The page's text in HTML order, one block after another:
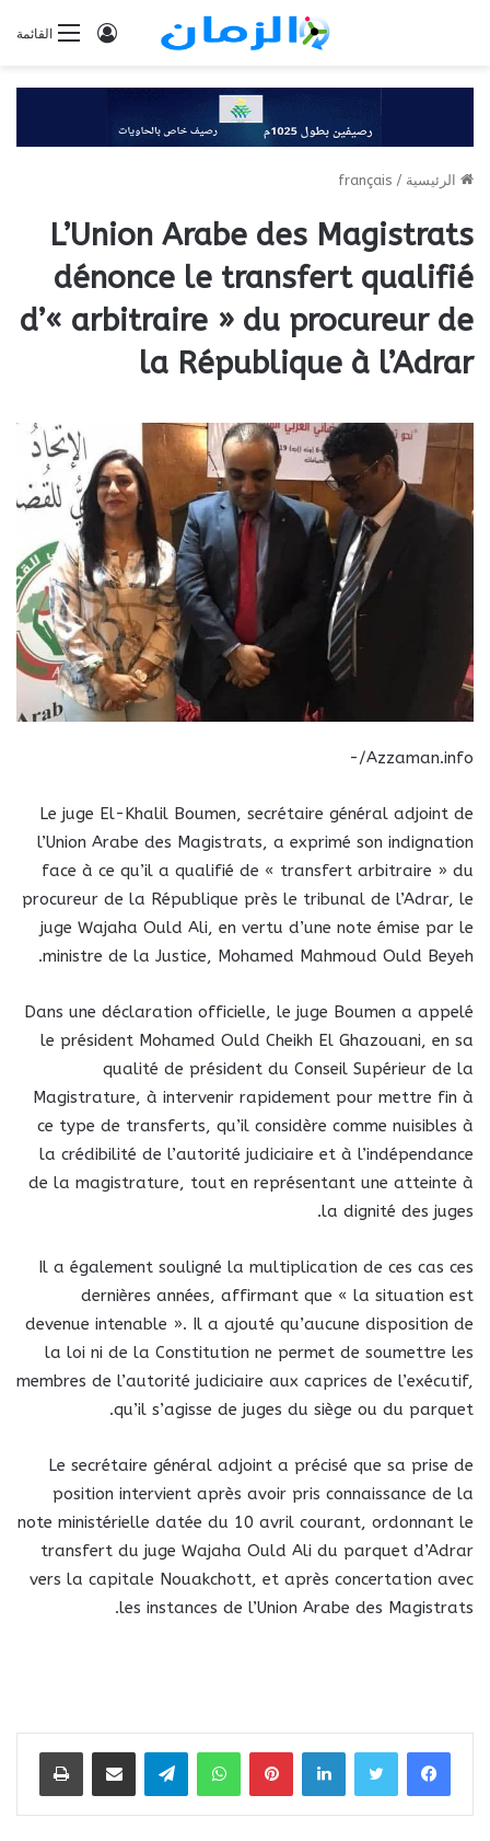
القائمةتسجيل
الرئيسية /
français
L’Union Arabe des Magistrats
dénonce le transfert qualifié
d’« arbitraire » du procureur de
la République à l’Adrar
Azzaman.info/-
Le juge El-Khalil Boumen, secrétaire général adjoint de
l’Union Arabe des Magistrats, a exprimé son indignation
face à ce qu’il a qualifié de « transfert arbitraire » du
procureur de la République près le tribunal de l’Adrar, le
juge Wajaha Ould Ali, en vertu d’une note émise par le
ministre de la Justice, Mohamed Mahmoud Ould Beyeh.
Dans une déclaration officielle, le juge Boumen a appelé
le président Mohamed Ould Cheikh El Ghazouani, en sa
qualité de président du Conseil Supérieur de la
Magistrature, à intervenir rapidement pour mettre fin à
ce type de transferts, qu’il considère comme nuisibles à
la crédibilité de l’autorité judiciaire et à l’indépendance
de la magistrature, tout en représentant une atteinte à
la dignité des juges.
Il a également souligné la multiplication de ces cas ces
dernières années, affirmant que « la situation est
devenue intenable ». Il a ajouté qu’aucune disposition de
la loi ni de la Constitution ne permet de soumettre les
membres de l’autorité judiciaire aux caprices de l’exécutif,
qu’il s’agisse de juges du siège ou du parquet.
Le secrétaire général adjoint a précisé que sa prise de
position intervient après avoir pris connaissance de la
note ministérielle datée du 10 avril courant, ordonnant le
transfert du juge Wajaha Ould Ali du parquet d’Adrar
vers la capitale Nouakchott, et après concertation avec
les instances de l’Union Arabe des Magistrats.
لينكدإن بينتيريستواتساب تيلقرام مشاركة عبر البريد طباعة